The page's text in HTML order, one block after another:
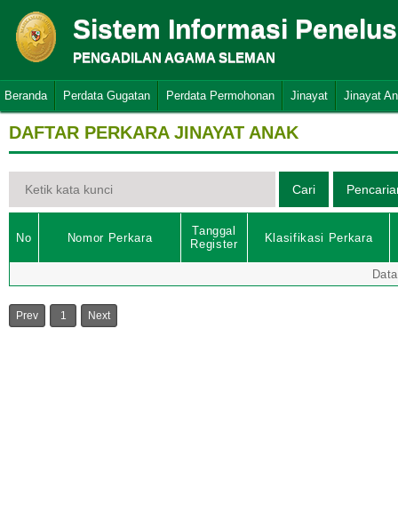
Sistem Informasi
PENGADILAN AGAMA SLEMAN
Beranda Perdata Gugatan Perdata Permohonan Jinayat Jinayat
DAFTAR PERKARA JINAYAT ANAK
No Nomor Perkara
Tanggal
Register
Klasifikasi Perkara
Prev 1 Next